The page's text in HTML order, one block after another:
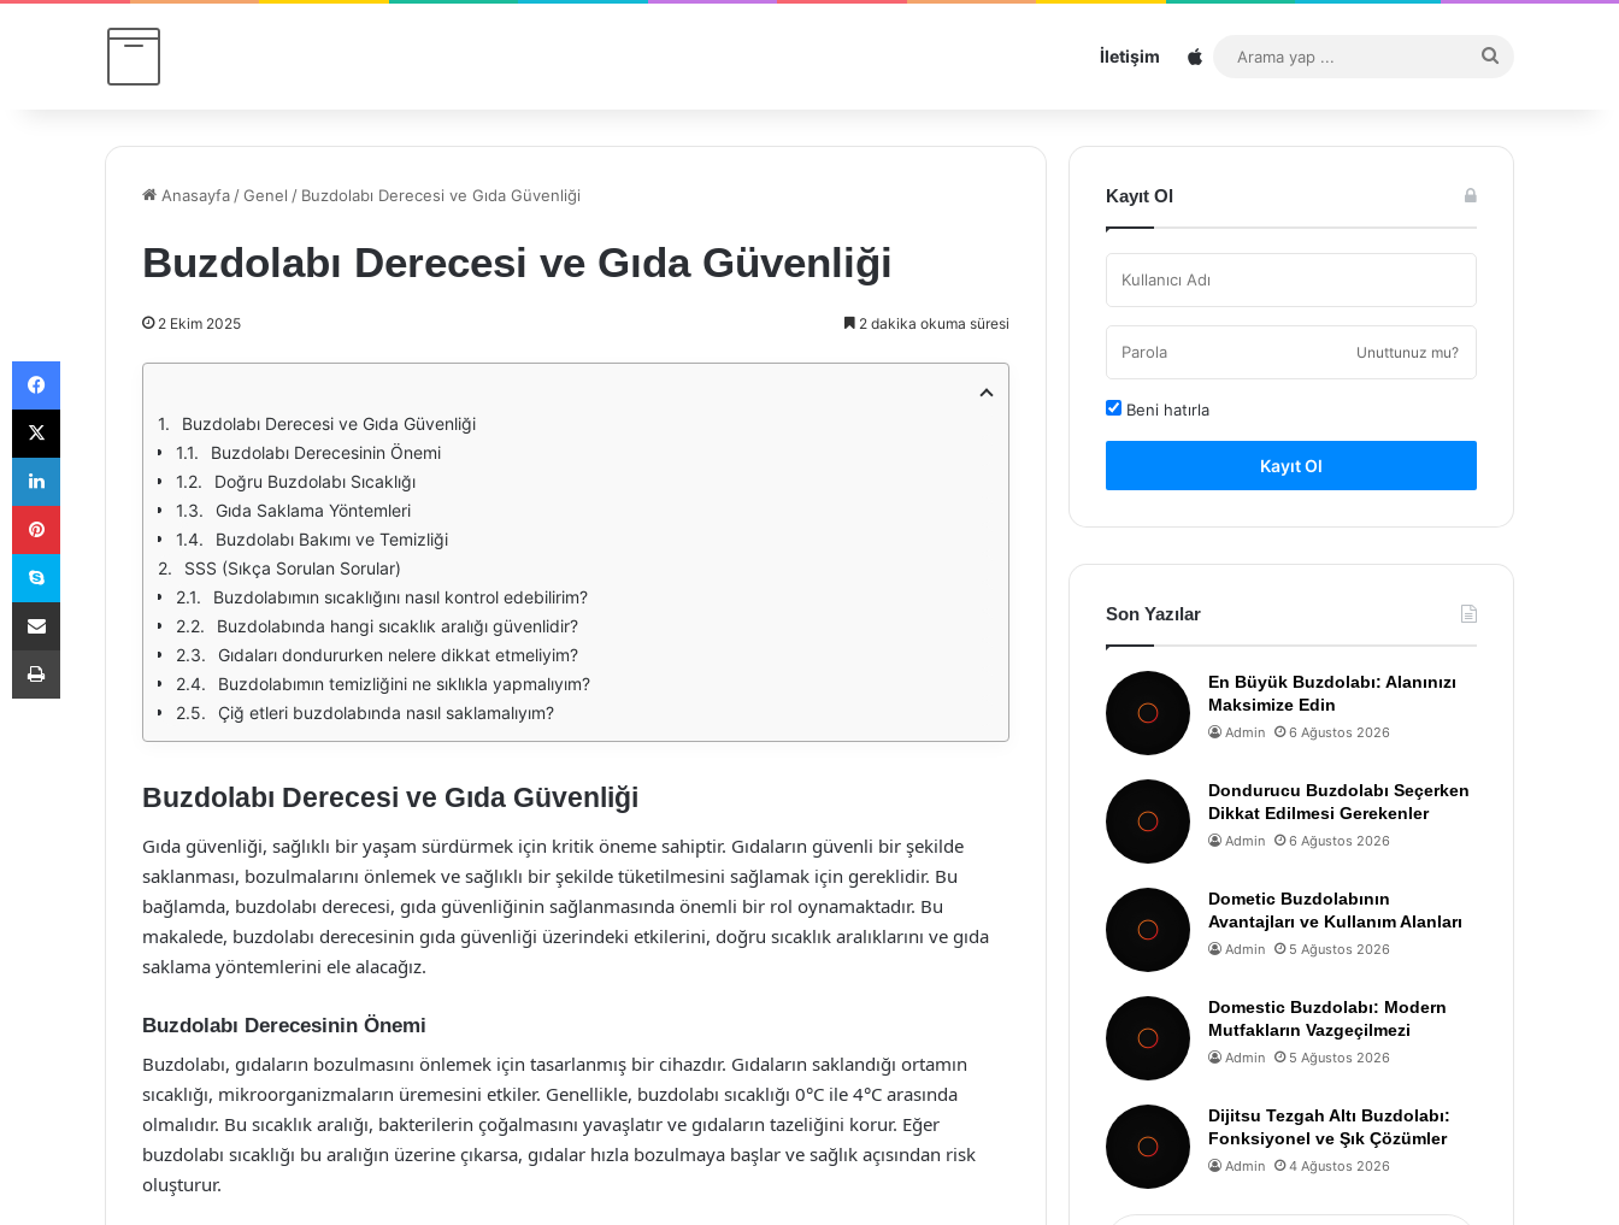
İletişim Sitemap
...
Anasayfa /Genel / Buzdolabı Derecesi ve Gıda Güvenliği
Buzdolabı Derecesi ve Gıda Güvenliği
2 Ekim 2025 2 dakika okuma süresi
Buzdolabı Derecesi ve Gıda Güvenliği
Buzdolabı Derecesinin Önemi
Doğru Buzdolabı Sıcaklığı
Gıda Saklama Yöntemleri
Buzdolabı Bakımı ve Temizliği
SSS (Sıkça Sorulan Sorular)
Buzdolabımın sıcaklığını nasıl kontrol edebilirim?
Buzdolabında hangi sıcaklık aralığı güvenlidir?
Gıdaları dondururken nelere dikkat etmeliyim?
Buzdolabımın temizliğini ne sıklıkla yapmalıyım?
Çiğ etleri buzdolabında nasıl saklamalıyım?
Buzdolabı Derecesi ve Gıda Güvenliği
Gıda güvenliği, sağlıklı bir yaşam sürdürmek için kritik öneme sahiptir. Gıdaların güvenli bir şekilde
saklanması, bozulmalarını önlemek ve sağlıklı bir şekilde tüketilmesini sağlamak için gereklidir. Bu
bağlamda, buzdolabı derecesi, gıda güvenliğinin sağlanmasında önemli bir rol oynamaktadır. Bu
makalede, buzdolabı derecesinin gıda güvenliği üzerindeki etkilerini, doğru sıcaklık aralıklarını ve gıda
saklama yöntemlerini ele alacağız.
Buzdolabı Derecesinin Önemi
Buzdolabı, gıdaların bozulmasını önlemek için tasarlanmış bir cihazdır. Gıdaların saklandığı ortamın
sıcaklığı, mikroorganizmaların üremesini etkiler. Genellikle, buzdolabı sıcaklığı 0°C ile 4°C arasında
olmalıdır. Bu sıcaklık aralığı, bakterilerin çoğalmasını yavaşlatır ve gıdaların tazeliğini korur. Eğer
buzdolabı sıcaklığı bu aralığın üzerine çıkarsa, gıdalar hızla bozulmaya başlar ve sağlık açısından risk
oluşturur.
Kayıt Ol
Unuttunuz mu?
Beni hatırla
Kayıt Ol
Son Yazılar
En Büyük Buzdolabı: Alanınızı
Maksimize Edin
Admin 6 Ağustos 2026
Dondurucu Buzdolabı Seçerken
Dikkat Edilmesi Gerekenler
Admin 6 Ağustos 2026
Dometic Buzdolabının
Avantajları ve Kullanım Alanları
Admin 5 Ağustos 2026
Domestic Buzdolabı: Modern
Mutfakların Vazgeçilmezi
Admin 5 Ağustos 2026
Dijitsu Tezgah Altı Buzdolabı:
Fonksiyonel ve Şık Çözümler
Admin 4 Ağustos 2026
Facebook
X
LinkedIn
Pinterest
Skype
E-Posta ile paylaş